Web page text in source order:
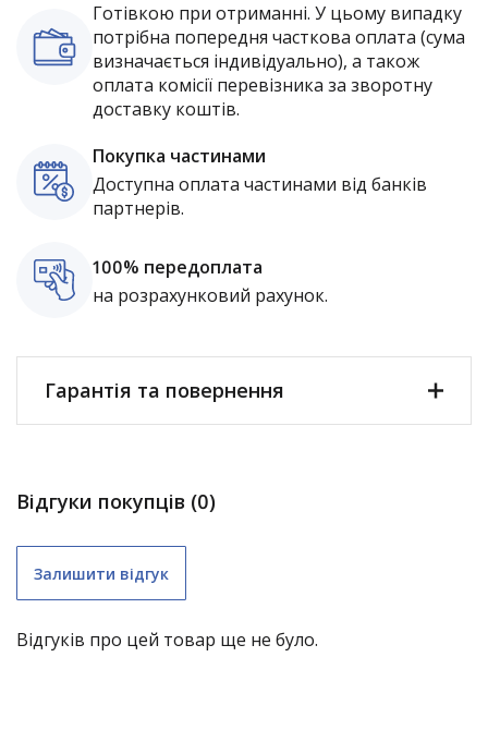
Готівкою при отриманні. У цьому випадку
потрібна попередня часткова оплата (сума
визначається індивідуально), а також
оплата комісії перевізника за зворотну
доставку коштів.
Покупка частинами
Доступна оплата частинами від банків
партнерів.
100% передоплата
на розрахунковий рахунок.
Гарантія та повернення
Відгуки покупців (0)
Залишити відгук
Відгуків про цей товар ще не було.